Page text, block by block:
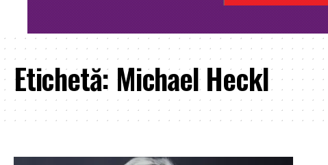
Etichetă: Michael Heckl